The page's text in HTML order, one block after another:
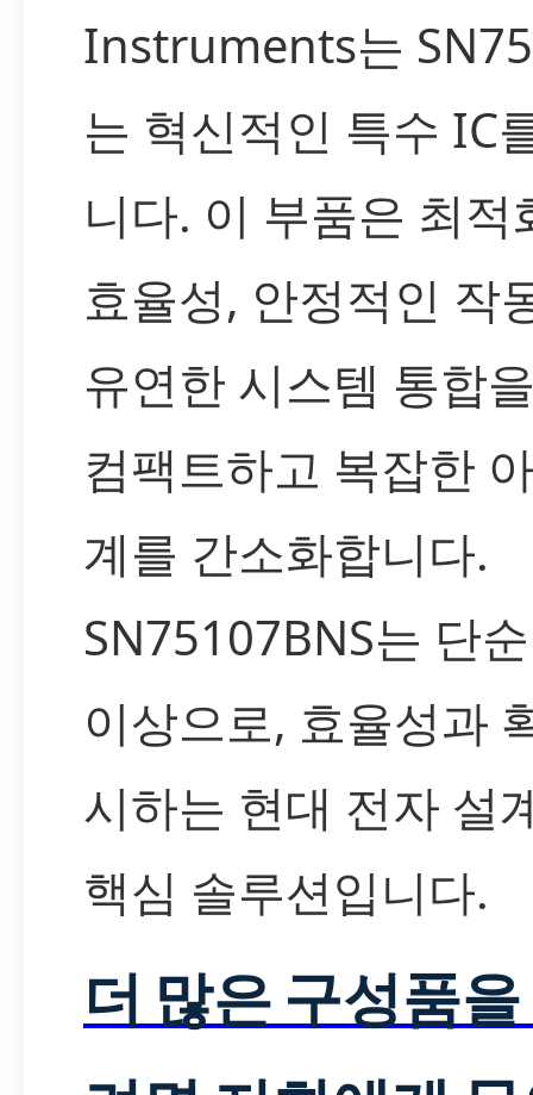
Instruments는
는 혁신적인 특수 IC
니다. 이 부품은 최적
효율성, 안정적인 작
유연한 시스템 통합
컴팩트하고 복잡한
계를 간소화합니다.
SN75107BNS는 단
이상으로, 효율성과
시하는 현대 전자 설
핵심 솔루션입니다.
더 많은 구성품